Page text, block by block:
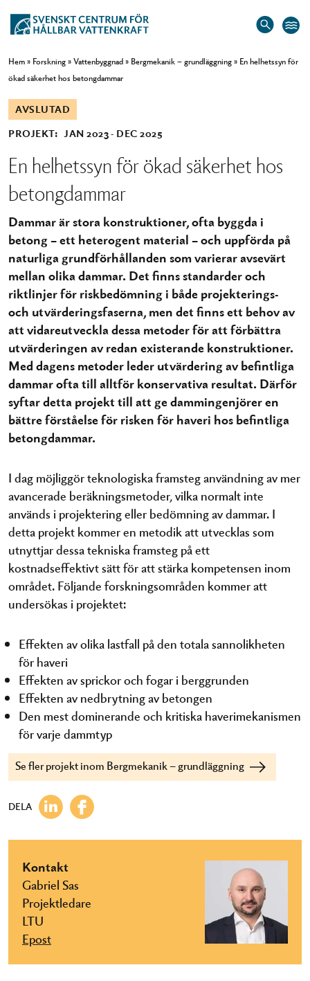
Hem» Forskning»Vattenbyggnad» Bergmekanik – grundläggning» En helhetssyn för
ökad säkerhet hos betongdammar
PROJEKT: JAN 2023 DEC 2025
AVSLUTAD
En helhetssyn för ökad säkerhet hos
betongdammar
Dammar är stora konstruktioner, ofta byggda i
betong – ett heterogent material – och uppförda på
naturliga grundförhållanden som varierar avsevärt
mellan olika dammar. Det finns standarder och
riktlinjer för riskbedömning i både projekterings-
och utvärderingsfaserna, men det finns ett behov av
att vidareutveckla dessa metoder för att förbättra
utvärderingen av redan existerande konstruktioner.
Med dagens metoder leder utvärdering av befintliga
dammar ofta till alltför konservativa resultat. Därför
syftar detta projekt till att ge dammingenjörer en
bättre förståelse för risken för haveri hos befintliga
betongdammar.
I dag möjliggör teknologiska framsteg användning av mer
avancerade beräkningsmetoder, vilka normalt inte
används i projektering eller bedömning av dammar. I
detta projekt kommer en metodik att utvecklas som
utnyttjar dessa tekniska framsteg på ett
kostnadseffektivt sätt för att stärka kompetensen inom
området. Följande forskningsområden kommer att
undersökas i projektet:
Effekten av olika lastfall på den totala sannolikheten
för haveri
Effekten av sprickor och fogar i berggrunden
Effekten av nedbrytning av betongen
Den mest dominerande och kritiska haverimekanismen
för varje dammtyp
Se fler projekt inom Bergmekanik – grundläggning
DELA
Kontakt
Gabriel Sas
Projektledare
LTU
Epost